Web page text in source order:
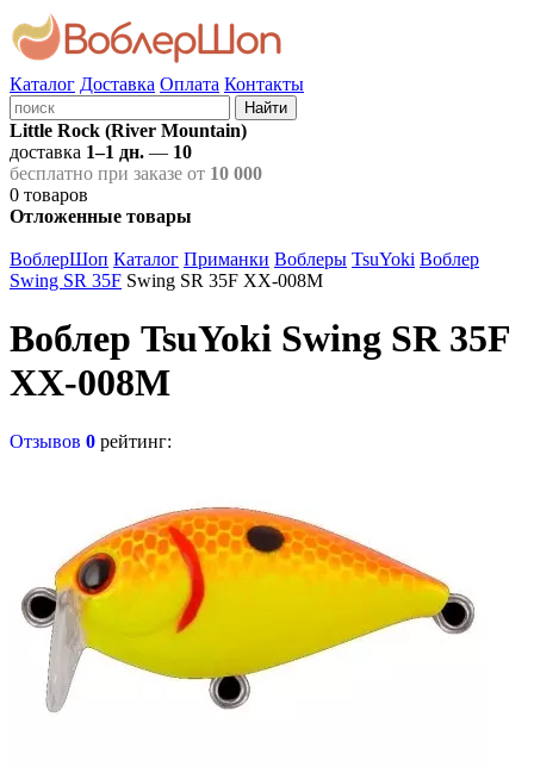
Каталог Доставка Оплата Контакты
Найти
Little Rock (River Mountain)
доставка 1–1 дн. — 10
бесплатно при заказе от 10 000
0 товаров
Отложенные товары
ВоблерШоп Каталог Приманки Воблеры TsuYoki Воблер
Swing SR 35F Swing SR 35F XX-008M
Воблер TsuYoki Swing SR 35F
XX-008M
Отзывов 0 рейтинг: